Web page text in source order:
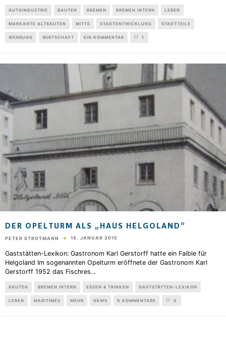
AUTOINDUSTRIE BAUTEN BREMEN BREMEN INTERN LEBEN
MARKANTE ALTBAUTEN MITTE STADTENTWICKLUNG STADTTEILE
WERBUNG WIRTSCHAFT EIN KOMMENTAR 1
DER OPELTURM ALS „HAUS HELGOLAND“
PETER STROTMANN 15. JANUAR 2015
Gaststätten-Lexikon: Gastronom Karl Gerstorff hatte ein Faible für
Helgoland Im sogenannten Opelturm eröffnete der Gastronom Karl
Gerstorff 1952 das Fischres...
BAUTEN BREMEN INTERN ESSEN & TRINKEN GASTSTÄTTEN-LEXIKON
LEBEN MARITIMES MEHR NEWS 0 KOMMENTARE 0